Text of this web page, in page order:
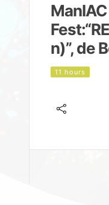
ManIAC
n)”, de
11 hours